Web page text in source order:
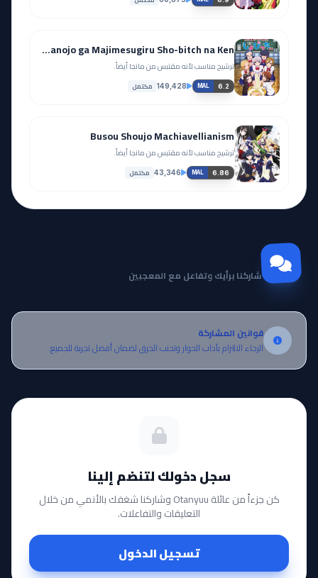
Boku no Kanojo ga Majimesugiru Sho-bitch na Ken
ترشيح مناسب لأنه مقتبس من مانجا أيضاً.
MAL 6.2
149,428 مكتمل
Busou Shoujo Machiavellianism
ترشيح مناسب لأنه مقتبس من مانجا أيضاً.
MAL 6.86
43,346 مكتمل
مجتمع Otanyuu
شاركنا برأيك وتفاعل مع المعجبين
قوانين المشاركة
الرجاء الالتزام بآداب الحوار وتجنب الحرق لضمان أفضل تجربة للجميع.
سجل دخولك لتنضم إلينا
كن جزءاً من عائلة Otanyuu وشاركنا شغفك بالأنمي من خلال
التعليقات والتفاعلات.
تسجيل الدخول